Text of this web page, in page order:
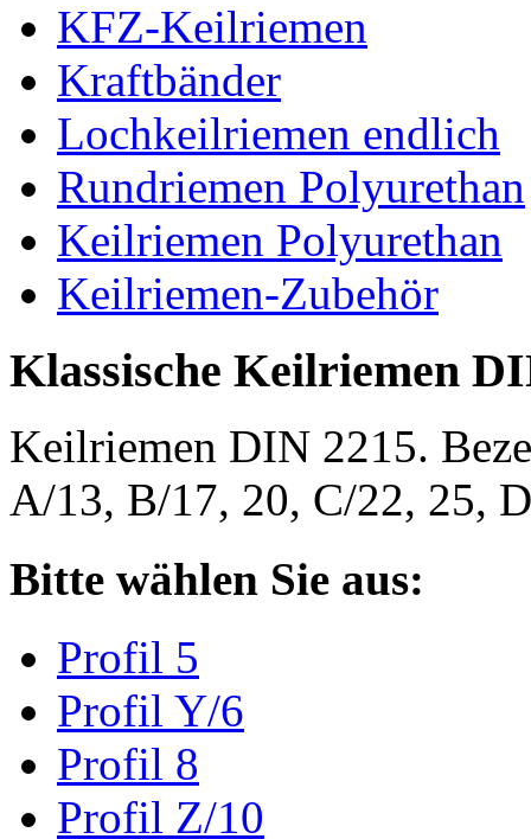
KFZ-Keilriemen
Kraftbänder
Lochkeilriemen endlich
Rundriemen Polyurethan
Keilriemen Polyurethan
Keilriemen-Zubehör
Klassische Keilriemen
Keilriemen DIN 2215.
A/13, B/17, 20, C/22, 25,
Bitte wählen Sie aus:
Profil 5
Profil Y/6
Profil 8
Profil Z/10